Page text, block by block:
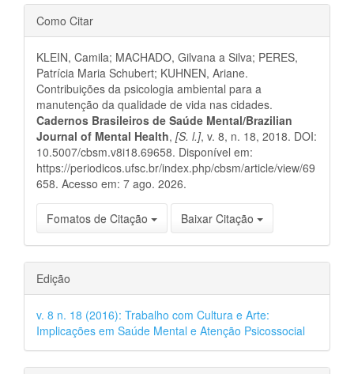
Detalhes
do
artigo
Como Citar
KLEIN, Camila; MACHADO, Gilvana a Silva; PERES,
Patrícia Maria Schubert; KUHNEN, Ariane.
Contribuições da psicologia ambiental para a
manutenção da qualidade de vida nas cidades.
Cadernos Brasileiros de Saúde Mental/Brazilian
Journal of Mental Health, [S. l.], v. 8, n. 18, 2018. DOI:
10.5007/cbsm.v8i18.69658. Disponível em:
https://periodicos.ufsc.br/index.php/cbsm/article/view/69
658. Acesso em: 7 ago. 2026.
Fomatos de Citação Baixar Citação
Edição
v. 8 n. 18 (2016): Trabalho com Cultura e Arte:
Implicações em Saúde Mental e Atenção Psicossocial